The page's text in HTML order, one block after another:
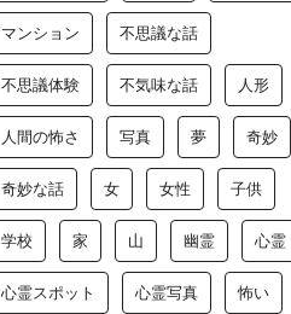
マンション 不思議な話
不思議体験 不気味な話 人形
人間の怖さ 写真 夢 奇妙
奇妙な話 女 女性 子供
学校 家 山 幽霊 心霊
心霊スポット 心霊写真 怖い